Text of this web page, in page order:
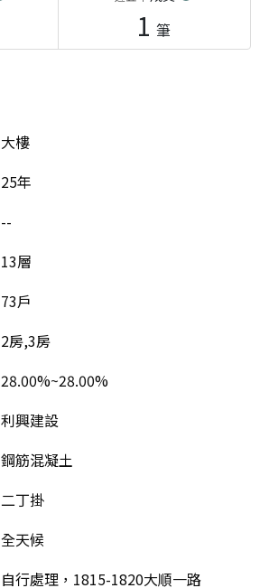
1 筆
大樓
25年
--
13層
73戶
2房,3房
28.00%~28.00%
利興建設
鋼筋混凝土
二丁掛
全天候
自行處理，1815-1820大順一路